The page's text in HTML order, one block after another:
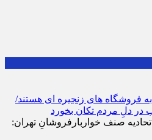
صنف خواربارفروشانِ تهران: